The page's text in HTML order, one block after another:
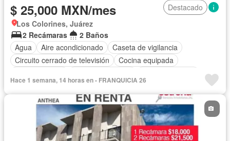
$ 25,000 MXN/mes
Destacado
Los Colorines, Juárez
2 Recámaras
2 Baños
Agua
Aire acondicionado
Caseta de vigilancia
Circuito cerrado de televisión
Cocina equipada
Gas natural
Recámara con closet
Seguridad
Sin amueblar
Hace 1 semana, 14 horas en - FRANQUICIA 26